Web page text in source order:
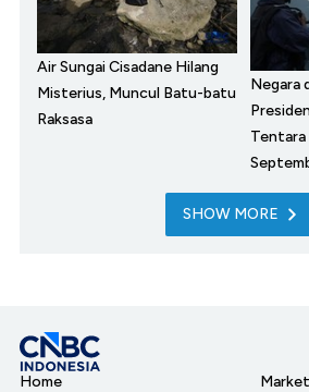
Air Sungai Cisadane Hilang
Misterius, Muncul Batu-batu
Raksasa
Negara
Tentara
SHOW MORE
Home
Market